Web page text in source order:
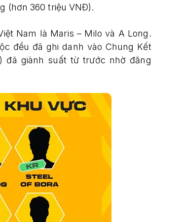
(hơn 360 triệu VNĐ).
Nam là Maris – Milo và A Long.
đều đã ghi danh vào Chung Kết
đã giành suất từ trước nhờ đăng